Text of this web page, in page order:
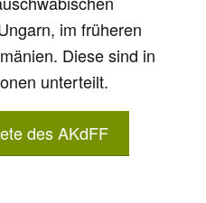
im früheren
Diese sind in
unterteilt.
des AKdFF